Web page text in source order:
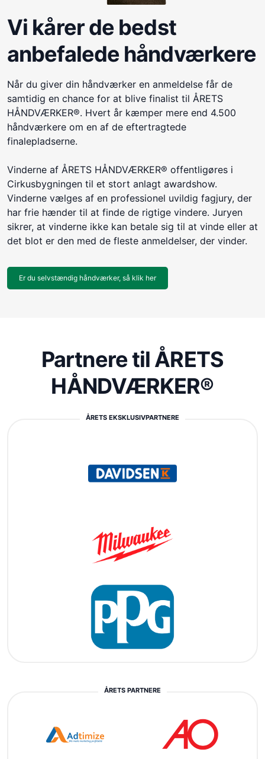
Vi kårer de bedst
anbefalede håndværkere
Når du giver din håndværker en anmeldelse får de
samtidig en chance for at blive finalist til ÅRETS
HÅNDVÆRKER®. Hvert år kæmper mere end 4.500
håndværkere om en af de eftertragtede
finalepladserne.
Vinderne af ÅRETS HÅNDVÆRKER® offentligøres i
Cirkusbygningen til et stort anlagt awardshow.
Vinderne vælges af en professionel uvildig fagjury, der
har frie hænder til at finde de rigtige vindere. Juryen
sikrer, at vinderne ikke kan betale sig til at vinde eller at
det blot er den med de fleste anmeldelser, der vinder.
Er du selvstændig håndværker, så klik her
Partnere til ÅRETS
HÅNDVÆRKER®
ÅRETS EKSKLUSIVPARTNERE
ÅRETS PARTNERE